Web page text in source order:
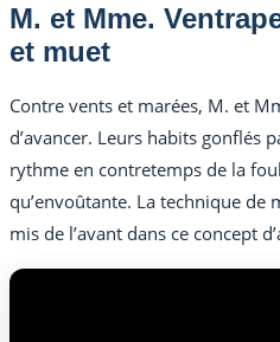
M. et Mme.
et muet
Contre vents et marées, M. et
d’avancer. Leurs habits gonflés
rythme en contretemps de la
qu’envoûtante. La technique de
mis de l’avant dans ce concept